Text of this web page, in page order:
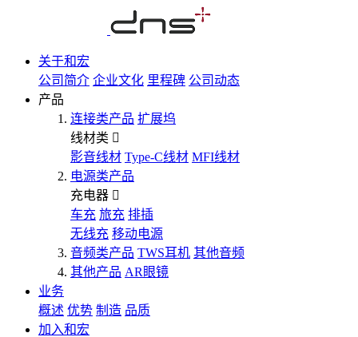
关于和宏
公司简介 企业文化 里程碑 公司动态
产品
连接类产品 扩展坞
线材类
影音线材 Type-C线材 MFI线材
电源类产品
充电器
车充 旅充 排插
无线充 移动电源
音频类产品 TWS耳机 其他音频
其他产品 AR眼镜
业务
概述 优势 制造 品质
加入和宏